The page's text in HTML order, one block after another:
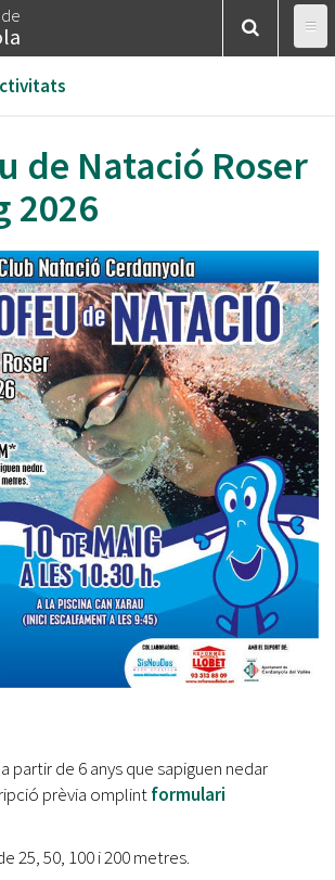
de Natació Roser
2026
partir de 6 anys que sapiguen nedar
prèvia omplintformulari
25, 50, 100 i 200 metres.